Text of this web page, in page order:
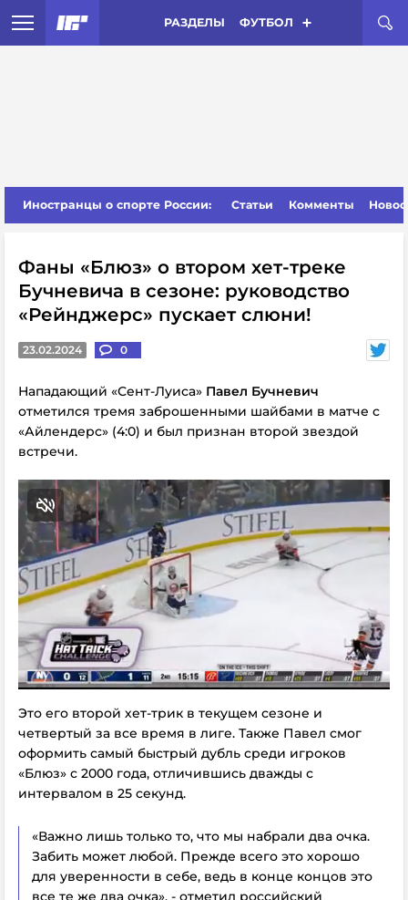
РАЗДЕЛЫ ФУТБОЛ
Иностранцы о спорте России: Статьи Комменты
Фаны «Блюз» о втором хет-треке
Бучневича в сезоне: руководство
«Рейнджерс» пускает слюни!
23.02.2024 0
Нападающий «Сент-Луиса» Павел Бучневич
отметился тремя заброшенными шайбами в матче с
«Айлендерс» (4:0) и был признан второй звездой
встречи.
Это его второй хет-трик в текущем сезоне и
четвертый за все время в лиге. Также Павел смог
оформить самый быстрый дубль среди игроков
«Блюз» с 2000 года, отличившись дважды с
интервалом в 25 секунд.
«Важно лишь только то, что мы набрали два очка.
Забить может любой. Прежде всего это хорошо
для уверенности в себе, ведь в конце концов это
все те же два очка», - отметил российский